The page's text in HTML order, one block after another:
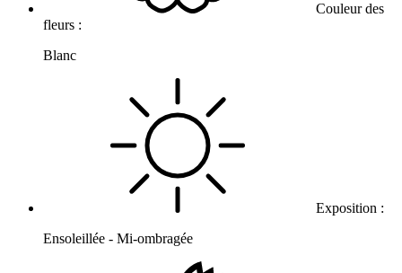
Couleur des
fleurs :
Blanc
Exposition :
Ensoleillée - Mi-ombragée